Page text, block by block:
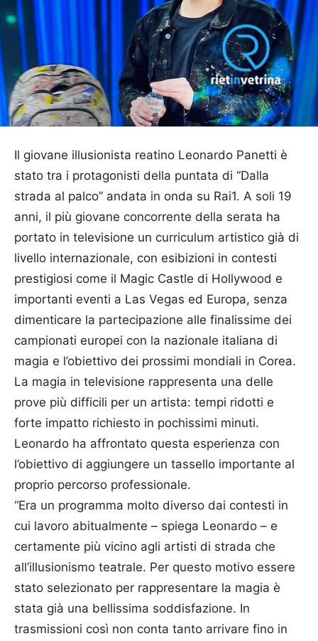
Il giovane illusionista reatino Leonardo Panetti è
stato tra i protagonisti della puntata di “Dalla
strada al palco” andata in onda su Rai1. A soli 19
anni, il più giovane concorrente della serata ha
portato in televisione un curriculum artistico già di
livello internazionale, con esibizioni in contesti
prestigiosi come il Magic Castle di Hollywood e
importanti eventi a Las Vegas ed Europa, senza
dimenticare la partecipazione alle finalissime dei
campionati europei con la nazionale italiana di
magia e l’obiettivo dei prossimi mondiali in Corea.
La magia in televisione rappresenta una delle
prove più difficili per un artista: tempi ridotti e
forte impatto richiesto in pochissimi minuti.
Leonardo ha affrontato questa esperienza con
l’obiettivo di aggiungere un tassello importante al
proprio percorso professionale.
“Era un programma molto diverso dai contesti in
cui lavoro abitualmente – spiega Leonardo – e
certamente più vicino agli artisti di strada che
all’illusionismo teatrale. Per questo motivo essere
stato selezionato per rappresentare la magia è
stata già una bellissima soddisfazione. In
trasmissioni così non conta tanto arrivare fino in